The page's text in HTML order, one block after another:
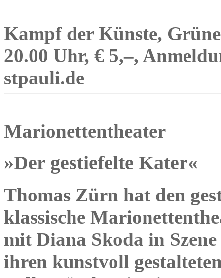
Kampf der Künste,
20.00 Uhr, € 5,–,
stpauli.de
Marionettentheater
»Der gestiefelte Kater«
Thomas Zürn hat den
klassische
mit Diana Skoda in
ihren kunstvoll